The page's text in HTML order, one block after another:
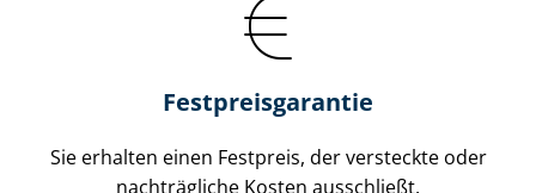
Fest­preis­ga­ran­tie
Sie erhalten einen Festpreis, der versteckte oder
nachträgliche Kosten ausschließt.